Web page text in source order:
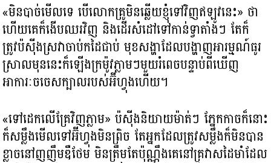
«មិនបាច់មើលទេ បើលោកគ្រូមិនឆ្លើយខ្ញុំទៅវិញឥឡូវនេះ» ថា
ហើយគេក៏ងើបឈរវិញ និងដើរសំដៅទៅកាន់ទ្វាតាំងៗ តែក៏
ត្រូវប៉ស៊ីងស្រវាចាប់កដៃជាប់ មុខសង្ហាដែលបង្ហាញអារម្មណ៍ធូរ
ស្រាលមុននេះក៏ឡើងក្រម៉ូវភ្លាមៗមួយរំពេចបន្ទាប់ពីឃើញ
អាការៈចចេសក្បាលរបស់អ៊ីហ្វុងហើយ។
«ទៅដេកលើគ្រែវិញភ្លាម» ប៉ស៊ីងនិយាយម៉ាត់ៗ ភ្នែកកាចក៏នោះ
ក៏សម្លឹងមើលទៅអ៊ីហ្វុងមិនព្រិច តែអ្នកដែលត្រូវសម្លឹងក៏មិនបាន
ខ្លាចនៅញញឹមឌឺថែម មិនត្រឹមតែប៉ុណ្ណឹងគេនៅគ្រវាសដៃមាំដែល